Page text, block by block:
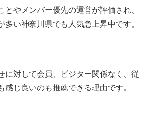
とやメンバー優先の運営が評価され、
多い神奈川県でも人気急上昇中です。
に対して会員、ビジター関係なく、従
感じ良いのも推薦できる理由です。